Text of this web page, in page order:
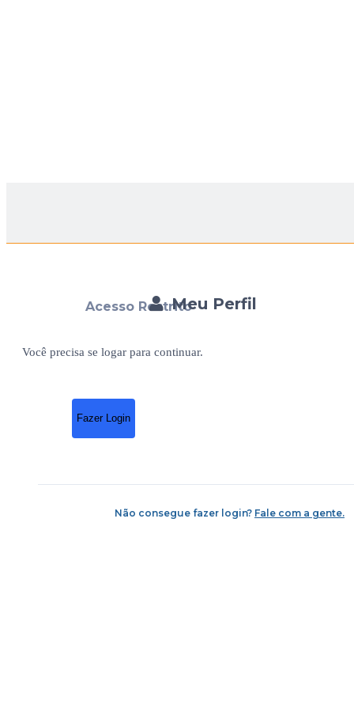
Meu Perfil
Acesso Restrito
Você precisa se logar para continuar.
Fazer Login
Não consegue fazer login? Fale com a gente.